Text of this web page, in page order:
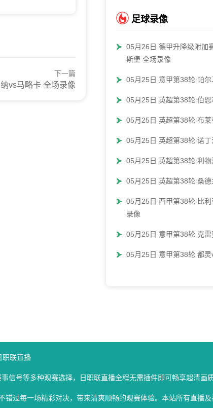
下一篇
vs马略卡 全场录像
足球录像
05月26日 德甲升降级附加
斯堡 全场录像
05月25日 意甲第38轮 帕
05月25日 英超第38轮 伯
05月25日 英超第38轮 布
05月25日 英超第38轮 诺丁
05月25日 英超第38轮 利物
05月25日 英超第38轮 桑
05月25日 西甲第38轮 比利
录像
05月25日 意甲第38轮 克
05月25日 意甲第38轮 都
职联直播
信号等多种观赛选择，日职联直播全程无需插件即可畅享超清画
过每一场精彩对决，带来清爽顺畅的观赛体验。本站所有直播